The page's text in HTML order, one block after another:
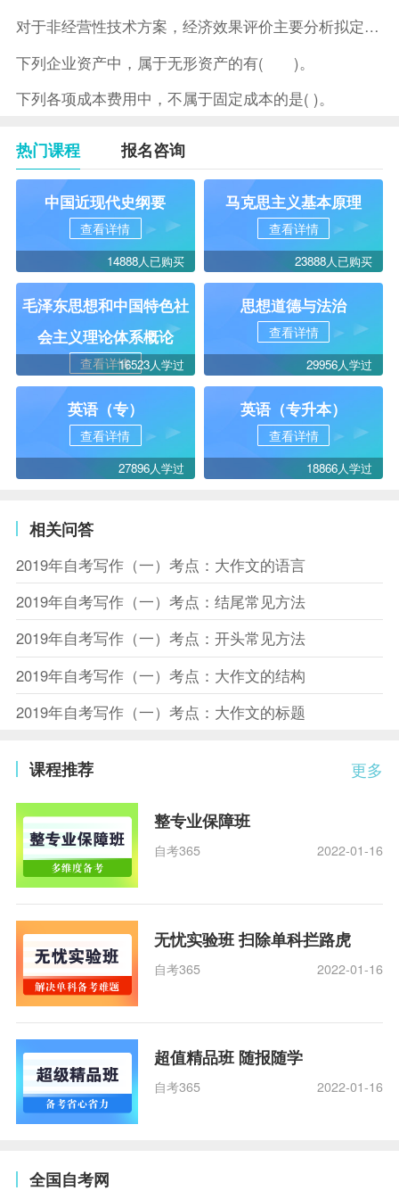
对于非经营性技术方案，经济效果评价主要分析拟定方案的( )。
下列企业资产中，属于无形资产的有( )。
下列各项成本费用中，不属于固定成本的是( )。
热门课程 报名咨询
中国近现代史纲要
查看详情
14888人已购买
马克思主义基本原理
查看详情
23888人已购买
毛泽东思想和中国特色社
会主义理论体系概论
查看详情16523人学过
思想道德与法治
查看详情
29956人学过
英语（专）
查看详情
27896人学过
英语（专升本）
查看详情
18866人学过
相关问答
2019年自考写作（一）考点：大作文的语言
2019年自考写作（一）考点：结尾常见方法
2019年自考写作（一）考点：开头常见方法
2019年自考写作（一）考点：大作文的结构
2019年自考写作（一）考点：大作文的标题
更多
课程推荐
整专业保障班
自考365 2022-01-16
无忧实验班 扫除单科拦路虎
自考365 2022-01-16
超值精品班 随报随学
自考365 2022-01-16
全国自考网